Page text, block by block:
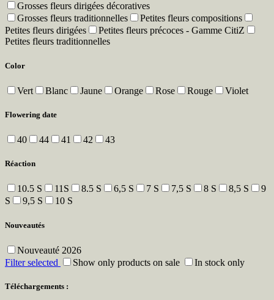
Grosses fleurs dirigées décoratives
Grosses fleurs traditionnelles
Petites fleurs compositions
Petites fleurs dirigées
Petites fleurs précoces - Gamme CitiZ
Petites fleurs traditionnelles
Color
Vert Blanc Jaune Orange Rose Rouge Violet
Flowering date
40 44 41 42 43
Réaction
10.5 S 11S 8.5 S 6,5 S 7 S 7,5 S 8 S 8,5 S
9
S
9,5 S 10 S
Nouveautés
Nouveauté 2026
Filter selected
Show only products on sale In stock only
Téléchargements :